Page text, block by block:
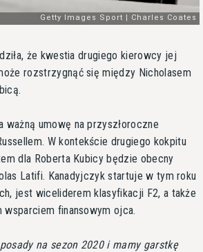
że kwestia drugiego kierowcy jej
rozstrzygnąć się między Nicholasem
ważną umowę na przyszłoroczne
W kontekście drugiego kokpitu
dla Roberta Kubicy będzie obecny
Latifi. Kanadyjczyk startuje w tym roku
jest wiceliderem klasyfikacji F2, a także
finansowym ojca.
na sezon 2020 i mamy garstkę